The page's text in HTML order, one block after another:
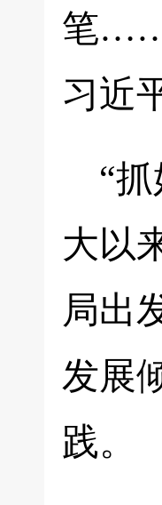
笔
习近
“
大以
局出
发展
践。